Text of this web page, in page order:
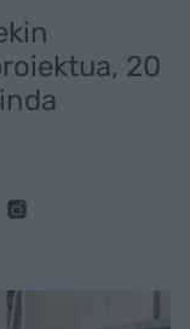
20